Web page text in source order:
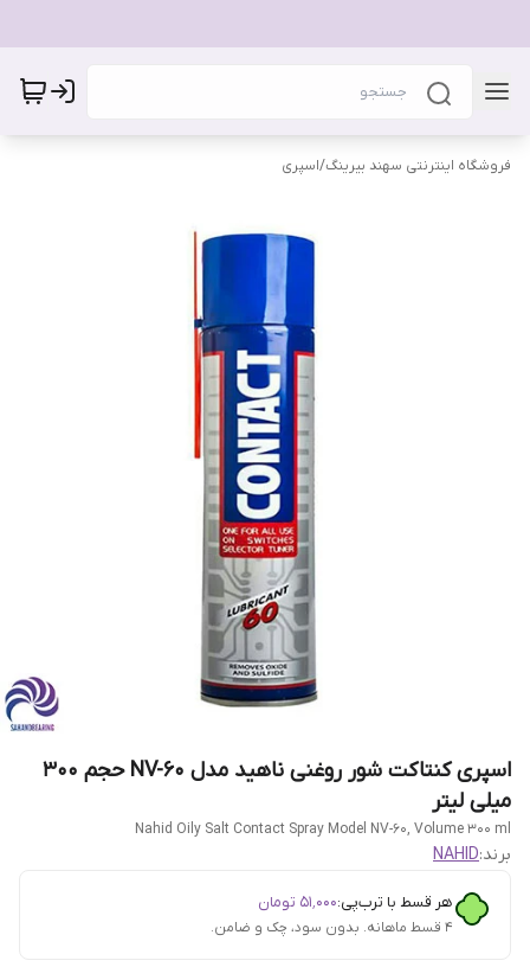
فروشگاه اینترنتی سهند بیرینگ/اسپری
اسپری کنتاکت شور روغنی ناهید مدل NV-60 حجم 300
میلی لیتر
Nahid Oily Salt Contact Spray Model NV-60, Volume 300 ml
برند:NAHID
هر قسط با ترب‌پی:۵۱٬۰۰۰ تومان
۴ قسط ماهانه. بدون سود، چک و ضامن.